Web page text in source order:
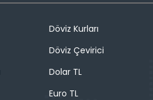
Döviz Kurları
Döviz Çevirici
Dolar TL
Euro TL